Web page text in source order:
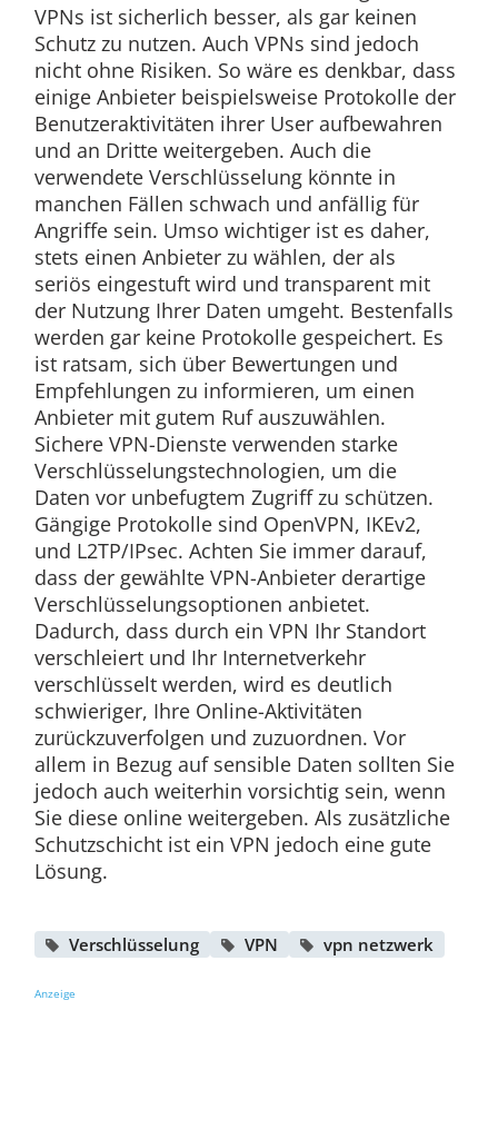
VPNs ist sicherlich besser, als gar keinen
Schutz zu nutzen. Auch VPNs sind jedoch
nicht ohne Risiken. So wäre es denkbar, dass
einige Anbieter beispielsweise Protokolle der
Benutzeraktivitäten ihrer User aufbewahren
und an Dritte weitergeben. Auch die
verwendete Verschlüsselung könnte in
manchen Fällen schwach und anfällig für
Angriffe sein. Umso wichtiger ist es daher,
stets einen Anbieter zu wählen, der als
seriös eingestuft wird und transparent mit
der Nutzung Ihrer Daten umgeht. Bestenfalls
werden gar keine Protokolle gespeichert. Es
ist ratsam, sich über Bewertungen und
Empfehlungen zu informieren, um einen
Anbieter mit gutem Ruf auszuwählen.
Sichere VPN-Dienste verwenden starke
Verschlüsselungstechnologien, um die
Daten vor unbefugtem Zugriff zu schützen.
Gängige Protokolle sind OpenVPN, IKEv2,
und L2TP/IPsec. Achten Sie immer darauf,
dass der gewählte VPN-Anbieter derartige
Verschlüsselungsoptionen anbietet.
Dadurch, dass durch ein VPN Ihr Standort
verschleiert und Ihr Internetverkehr
verschlüsselt werden, wird es deutlich
schwieriger, Ihre Online-Aktivitäten
zurückzuverfolgen und zuzuordnen. Vor
allem in Bezug auf sensible Daten sollten Sie
jedoch auch weiterhin vorsichtig sein, wenn
Sie diese online weitergeben. Als zusätzliche
Schutzschicht ist ein VPN jedoch eine gute
Lösung.
Verschlüsselung VPN vpn netzwerk
Anzeige